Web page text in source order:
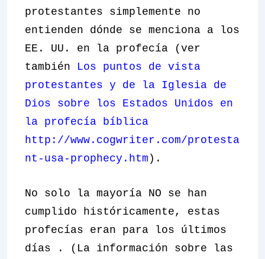
protestantes simplemente no
entienden dónde se menciona a los
EE. UU. en la profecía (ver
también Los puntos de vista
protestantes y de la Iglesia de
Dios sobre los Estados Unidos en
la profecía bíblica
http://www.cogwriter.com/protesta
nt-usa-prophecy.htm ).
No solo la mayoría NO se han
cumplido históricamente, estas
profecías eran para los últimos
días
. (La información sobre las